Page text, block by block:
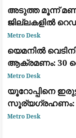
അടുത്ത മൂന്ന്
ജില്ലകളിൽ
പ്രഖ്യാപിച്ചു
Metro Desk
യെമനിൽ
ആക്രമണം: 30
ശേഷമുള്ള
Metro Desk
യൂറോപ്പിനെ
സൂര്യഗ്രഹണം:
പ്രകൃതിയുടെ
Metro Desk